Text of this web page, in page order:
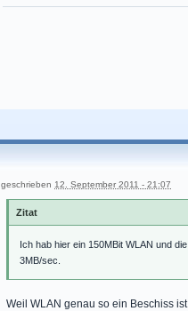
geschrieben 12. September 2011 - 21:07
Zitat
Ich hab hier ein 150MBit WLAN und
3MB/sec.
Weil WLAN genau so ein Beschiss